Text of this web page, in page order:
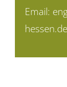
Email:
hessen.de